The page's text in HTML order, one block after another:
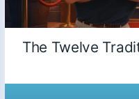
The Twelve